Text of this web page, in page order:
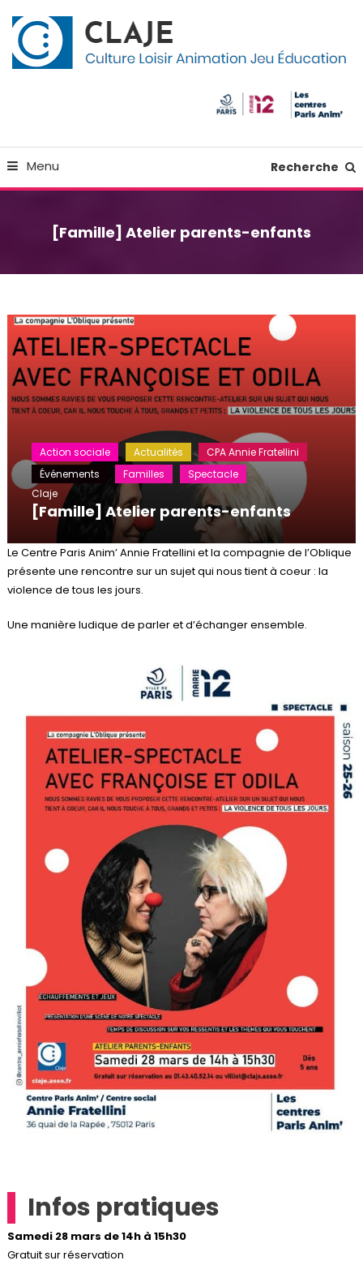
To
Content
Menu Recherche
[Famille] Atelier parents-enfants
Action sociale Actualités
CPA Annie Fratellini
Événements
Familles
Spectacle
Claje
[Famille] Atelier parents-enfants
Le Centre Paris Anim’ Annie Fratellini et la compagnie de l’Oblique
présente une rencontre sur un sujet qui nous tient à coeur : la
violence de tous les jours.
Une manière ludique de parler et d’échanger ensemble.
Infos pratiques
Samedi 28 mars de 14h à 15h30
Gratuit sur réservation